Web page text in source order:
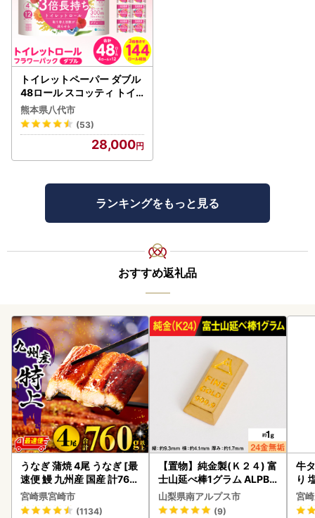
トイレットペーパー ダブル
48ロール スコッティ トイ
レット
熊本県八代市
(53)
28,000
ランキングをもっと見る
おすすめ返礼品
うなぎ 蒲焼 4尾 うなぎ [最
速便 鰻 九州産 国産 計760
g以上]
宮崎県宮崎市
(1134)
【置物】純金製(Ｋ２４) 富
士山延べ棒1グラム ALPBK
180
山梨県南アルプス市
(9)
牛
り
宮